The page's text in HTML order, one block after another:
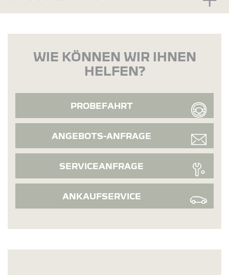
WIE KÖNNEN WIR IHNEN
HELFEN?
PROBEFAHRT
ANGEBOTS-ANFRAGE
SERVICEANFRAGE
ANKAUFSERVICE